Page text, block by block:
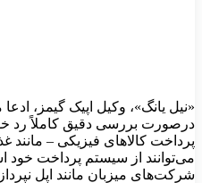
«نیل یانگ»، وکیل اپیک گیمز،
درصورت بررسی دقیق کاملاً رد
پرداخت‌ کالاهای فیزیکی – مانند
می‌توانند از سیستم پرداخت خود
شرکت‌های میزبان مانند اپل